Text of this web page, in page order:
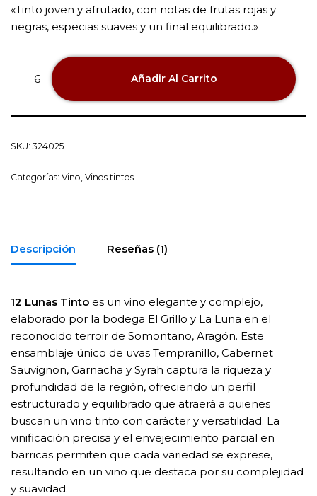
«Tinto joven y afrutado, con notas de frutas rojas y
negras, especias suaves y un final equilibrado.»
Añadir Al Carrito
SKU: 324025
Categorías: Vino Vinos tintos
Descripción Reseñas (1)
12 Lunas Tinto es un vino elegante y complejo,
elaborado por la bodega El Grillo y La Luna en el
reconocido terroir de Somontano, Aragón. Este
ensamblaje único de uvas Tempranillo, Cabernet
Sauvignon, Garnacha y Syrah captura la riqueza y
profundidad de la región, ofreciendo un perfil
estructurado y equilibrado que atraerá a quienes
buscan un vino tinto con carácter y versatilidad. La
vinificación precisa y el envejecimiento parcial en
barricas permiten que cada variedad se exprese,
resultando en un vino que destaca por su complejidad
y suavidad.